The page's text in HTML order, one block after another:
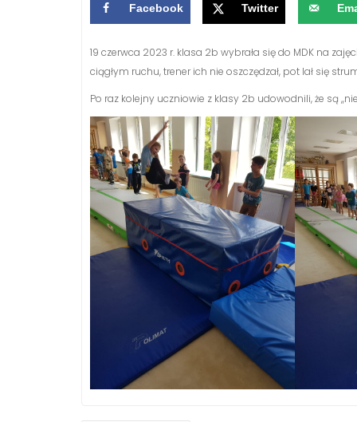
Facebook Twitter
19 czerwca 2023 r. klasa 2b wybrała się do MDK na
ciągłym ruchu, trener ich nie oszczędzał, pot lał się
Po raz kolejny uczniowie z klasy 2b udowodnili, że są